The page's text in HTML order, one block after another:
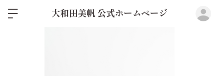
大和田美帆 公式ホームページ